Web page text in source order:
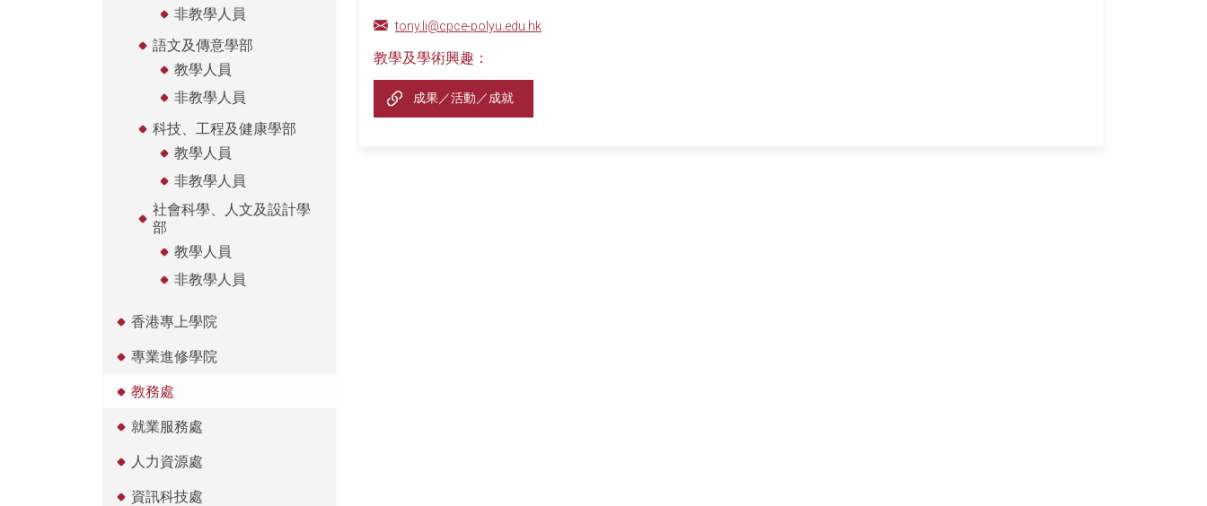
非教學人員
語文及傳意學部
教學人員
非教學人員
科技、工程及健康學部
教學人員
非教學人員
社會科學、人文及設計學
部
教學人員
非教學人員
香港專上學院
專業進修學院
教務處
就業服務處
人力資源處
資訊科技處
tony.li@cpce-polyu.edu.hk
教學及學術興趣：
成果／活動／成就